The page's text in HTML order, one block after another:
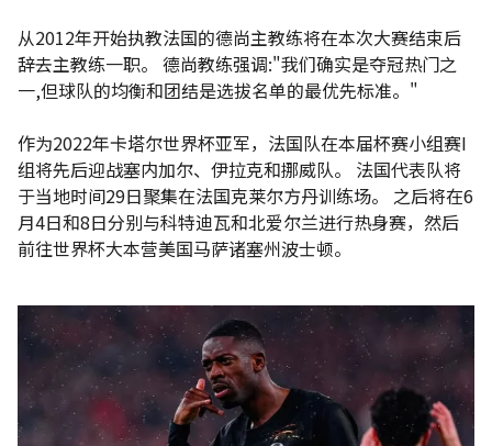
从2012年开始执教法国的德尚主教练将在本次大赛结束后
辞去主教练一职。 德尚教练强调:"我们确实是夺冠热门之
一,但球队的均衡和团结是选拔名单的最优先标准。"
作为2022年卡塔尔世界杯亚军，法国队在本届杯赛小组赛I
组将先后迎战塞内加尔、伊拉克和挪威队。 法国代表队将
于当地时间29日聚集在法国克莱尔方丹训练场。 之后将在6
月4日和8日分别与科特迪瓦和北爱尔兰进行热身赛，然后
前往世界杯大本营美国马萨诸塞州波士顿。